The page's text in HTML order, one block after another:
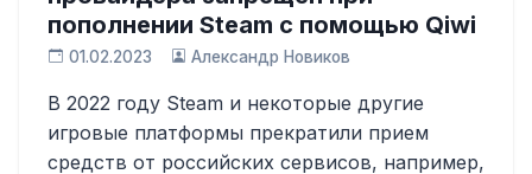
пополнении Steam с помощью Qiwi
01.02.2023 Александр Новиков
В 2022 году Steam и некоторые другие
игровые платформы прекратили прием
средств от российских сервисов, например,